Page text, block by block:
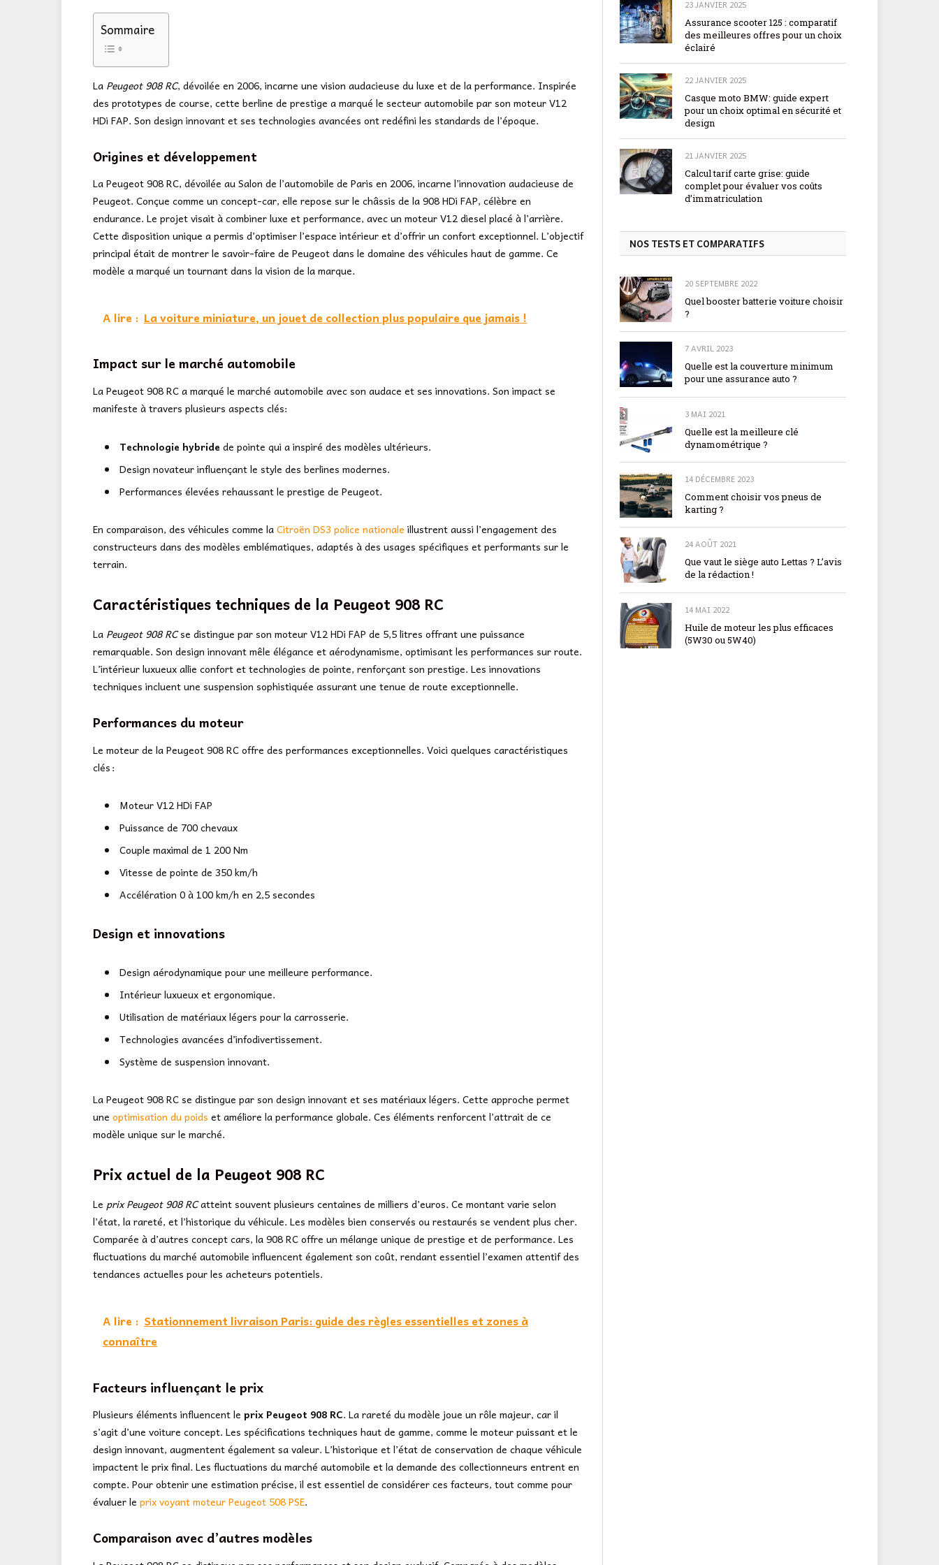
Sommaire
La Peugeot 908 RC, dévoilée en 2006, incarne une vision audacieuse du luxe et de la performance. Inspirée
des prototypes de course, cette berline de prestige a marqué le secteur automobile par son moteur V12
HDi FAP. Son design innovant et ses technologies avancées ont redéfini les standards de l’époque.
Origines et développement
La Peugeot 908 RC, dévoilée au Salon de l’automobile de Paris en 2006, incarne l’innovation audacieuse de
Peugeot. Conçue comme un concept-car, elle repose sur le châssis de la 908 HDi FAP, célèbre en
endurance. Le projet visait à combiner luxe et performance, avec un moteur V12 diesel placé à l’arrière.
Cette disposition unique a permis d’optimiser l’espace intérieur et d’offrir un confort exceptionnel. L’objectif
principal était de montrer le savoir-faire de Peugeot dans le domaine des véhicules haut de gamme. Ce
modèle a marqué un tournant dans la vision de la marque.
A lire : La voiture miniature, un jouet de collection plus populaire que jamais !
Impact sur le marché automobile
La Peugeot 908 RC a marqué le marché automobile avec son audace et ses innovations. Son impact se
manifeste à travers plusieurs aspects clés:
Technologie hybride de pointe qui a inspiré des modèles ultérieurs.
Design novateur influençant le style des berlines modernes.
Performances élevées rehaussant le prestige de Peugeot.
En comparaison, des véhicules comme laCitroën DS3 police nationale illustrent aussi l’engagement des
constructeurs dans des modèles emblématiques, adaptés à des usages spécifiques et performants sur le
terrain.
Caractéristiques techniques de la Peugeot 908 RC
La Peugeot 908 RCse distingue par son moteur V12 HDi FAP de 5,5 litres offrant une puissance
remarquable. Son design innovant mêle élégance et aérodynamisme, optimisant les performances sur route.
L’intérieur luxueux allie confort et technologies de pointe, renforçant son prestige. Les innovations
techniques incluent une suspension sophistiquée assurant une tenue de route exceptionnelle.
Performances du moteur
Le moteur de la Peugeot 908 RC offre des performances exceptionnelles. Voici quelques caractéristiques
clés :
Moteur V12 HDi FAP
Puissance de 700 chevaux
Couple maximal de 1 200 Nm
Vitesse de pointe de 350 km/h
Accélération 0 à 100 km/h en 2,5 secondes
Design et innovations
Design aérodynamique pour une meilleure performance.
Intérieur luxueux et ergonomique.
Utilisation de matériaux légers pour la carrosserie.
Technologies avancées d’infodivertissement.
Système de suspension innovant.
La Peugeot 908 RC se distingue par son design innovant et ses matériaux légers. Cette approche permet
une optimisation du poids et améliore la performance globale. Ces éléments renforcent l’attrait de ce
modèle unique sur le marché.
Prix actuel de la Peugeot 908 RC
Le prix Peugeot 908 RCatteint souvent plusieurs centaines de milliers d’euros. Ce montant varie selon
l’état, la rareté, et l’historique du véhicule. Les modèles bien conservés ou restaurés se vendent plus cher.
Comparée à d’autres concept cars, la 908 RC offre un mélange unique de prestige et de performance. Les
fluctuations du marché automobile influencent également son coût, rendant essentiel l’examen attentif des
tendances actuelles pour les acheteurs potentiels.
A lire : Stationnement livraison Paris: guide des règles essentielles et zones à
connaître
Facteurs influençant le prix
Plusieurs éléments influencent le prix Peugeot 908 RC. La rareté du modèle joue un rôle majeur, car il
s’agit d’une voiture concept. Les spécifications techniques haut de gamme, comme le moteur puissant et le
design innovant, augmentent également sa valeur. L’historique et l’état de conservation de chaque véhicule
impactent le prix final. Les fluctuations du marché automobile et la demande des collectionneurs entrent en
compte. Pour obtenir une estimation précise, il est essentiel de considérer ces facteurs, tout comme pour
évaluer le prix voyant moteur Peugeot 508 PSE.
Comparaison avec d’autres modèles
23 JANVIER 2025
Assurance scooter 125 : comparatif
des meilleures offres pour un choix
éclairé
22 JANVIER 2025
Casque moto BMW: guide expert
pour un choix optimal en sécurité et
design
21 JANVIER 2025
Calcul tarif carte grise: guide
complet pour évaluer vos coûts
d’immatriculation
NOS TESTS ET COMPARATIFS
20 SEPTEMBRE 2022
Quel booster batterie voiture choisir
?
7 AVRIL 2023
Quelle est la couverture minimum
pour une assurance auto ?
3 MAI 2021
Quelle est la meilleure clé
dynamométrique ?
14 DÉCEMBRE 2023
Comment choisir vos pneus de
karting ?
24 AOÛT 2021
Que vaut le siège auto Lettas ? L’avis
de la rédaction !
14 MAI 2022
Huile de moteur les plus efficaces
(5W30 ou 5W40)